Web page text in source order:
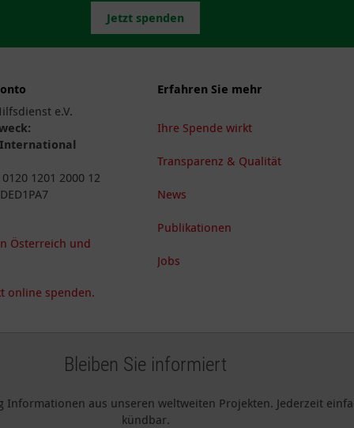
Jetzt spenden
e.V.
1201 2000 12
Österreich und
online spenden.
Erfahren Sie mehr
Ihre Spende wirkt
Transparenz & Qualität
News
Publikationen
Jobs
Bleiben Sie informiert
Informationen aus unseren weltweiten Projekten. Jederzeit
kündbar.